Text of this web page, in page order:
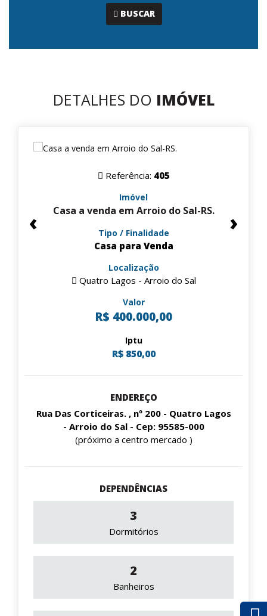
BUSCAR
DETALHES DO IMÓVEL
‹ ›
Referência: 405
Imóvel
Casa a venda em Arroio do Sal-RS.
Tipo / Finalidade
Casa para Venda
Localização
Quatro Lagos - Arroio do Sal
Valor
R$ 400.000,00
Iptu
R$ 850,00
ENDEREÇO
Rua Das Corticeiras. , nº 200 - Quatro Lagos
- Arroio do Sal - Cep: 95585-000
(próximo a centro mercado )
DEPENDÊNCIAS
3
Dormitórios
2
Banheiros